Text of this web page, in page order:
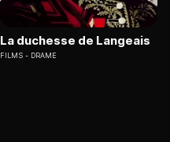
La duchesse de Langeais
FILMS DRAME